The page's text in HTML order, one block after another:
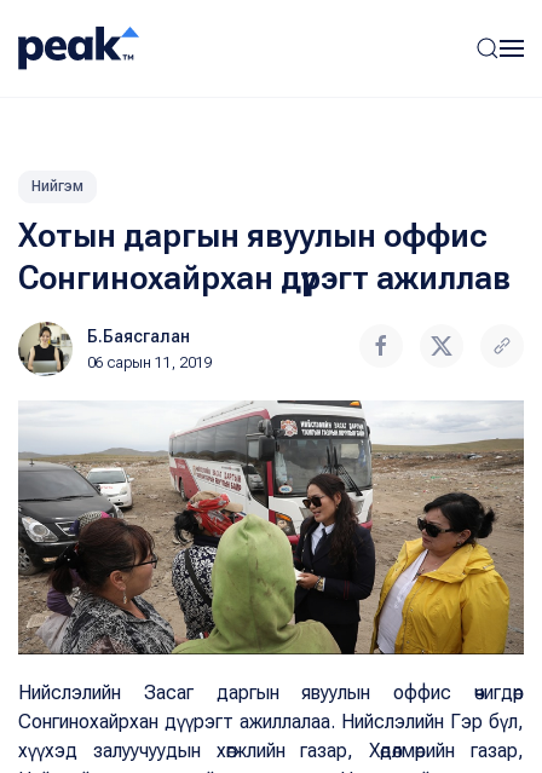
Нийгэм
Хотын даргын явуулын оффис
Сонгинохайрхан дүүрэгт ажиллав
Б.Баясгалан
06 сарын 11, 2019
Нийслэлийн Засаг даргын явуулын оффис өчигдөр
Сонгинохайрхан дүүрэгт ажиллалаа. Нийслэлийн Гэр бүл,
хүүхэд залуучуудын хөгжлийн газар, Хөдөлмөрийн газар,